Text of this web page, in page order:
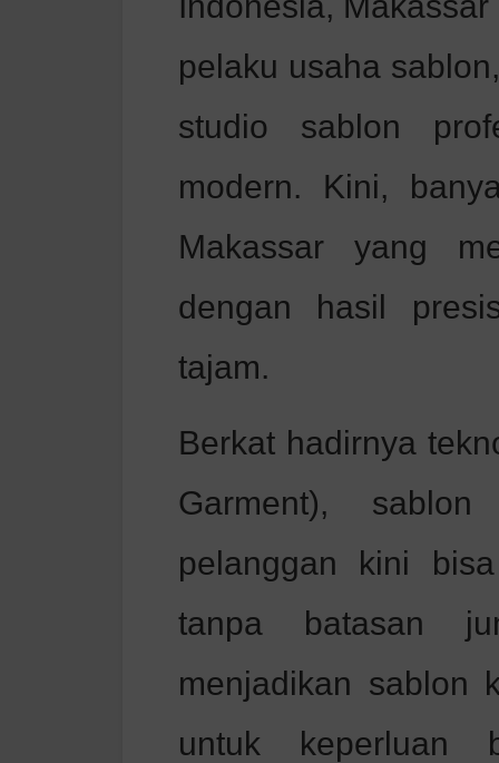
pelaku usaha
studio sablon
modern. Kini,
Makassar yang
dengan hasil
tajam.
Berkat hadirnya
Garment),
pelanggan kini
tanpa batasan
menjadikan sablon
untuk keperluan